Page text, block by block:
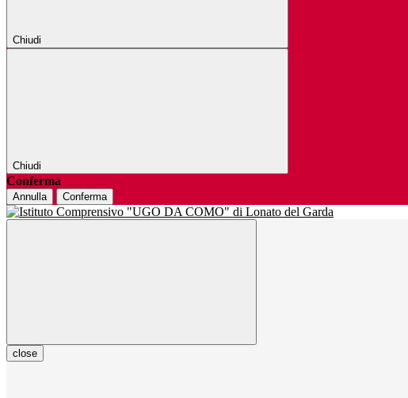
Chiudi
Chiudi
Conferma
Annulla Conferma
close